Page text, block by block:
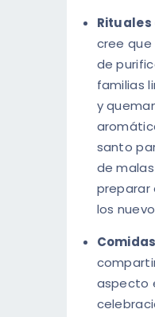
cree
de
familias
y
santo
de
preparar
los
aspecto